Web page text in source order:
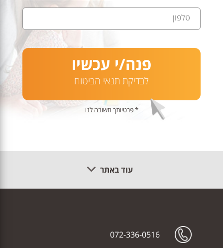
טלפון
פנה/י עכשיו
לבדיקת תנאי הביטוח
* פרטיותך חשובה לנו
עוד באתר
072-336-0516